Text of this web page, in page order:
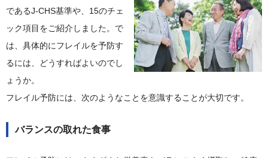
であるJ-CHS基準や、15のチェ
ック項目をご紹介しました。で
は、具体的にフレイルを予防す
るには、どうすればよいのでし
ょうか。
フレイル予防には、次のようなことを意識することが大切です。
バランスの取れた食事